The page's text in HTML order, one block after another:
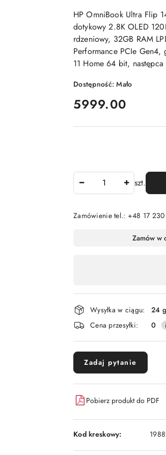
HP OmniBook Ultra Flip
dotykowy 2.8K OLED
rdzeniowy, 32GB RAM
Performance PCIe
11 Home 64 bit,
Dostępność:Mało
cena:
5999.00
szt.
Zamówienie tel.: +48 17
Dostępność
dostawa
Zamów w
Wysyłka w ciągu:
24
Cena przesyłki:
0
Zadaj pytanie
Pobierz produkt do PDF
Kod kreskowy: